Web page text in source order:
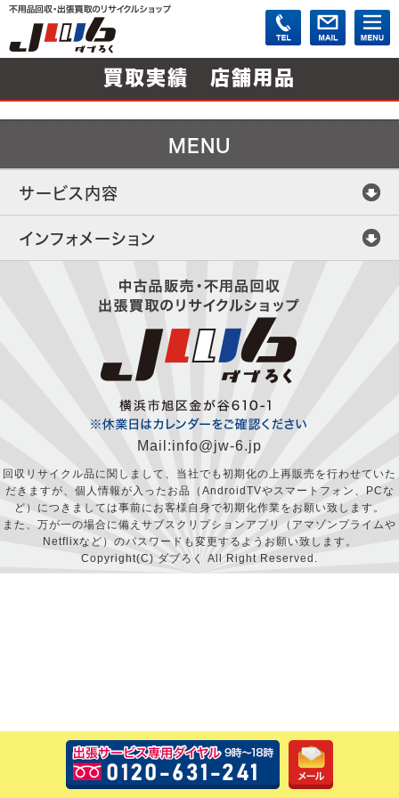
買取実績 店舗用品
MENU
サービス内容
インフォメーション
Mail:info@jw-6.jp
回収リサイクル品に関しまして、当社でも初期化の上再販売を行わせていた
だきますが、個人情報が入ったお品（AndroidTVやスマートフォン、PCな
ど）につきましては事前にお客様自身で初期化作業をお願い致します。
また、万が一の場合に備えサブスクリプションアプリ（アマゾンプライムや
Netflixなど）のパスワードも変更するようお願い致します。
Copyright(C) ダブろく All Right Reserved.